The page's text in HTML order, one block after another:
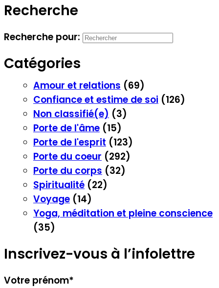
Recherche
Recherche pour:
Catégories
Amour et relations (69)
Confiance et estime de soi (126)
Non classifié(e) (3)
Porte de l'âme (15)
Porte de l'esprit (123)
Porte du coeur (292)
Porte du corps (32)
Spiritualité (22)
Voyage (14)
Yoga, méditation et pleine conscience
(35)
Inscrivez-vous à l’infolettre
Votre prénom*